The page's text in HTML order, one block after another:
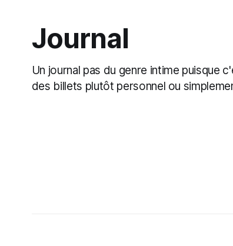
Journal
Un journal pas du genre intime puisque
des billets plutôt personnel ou